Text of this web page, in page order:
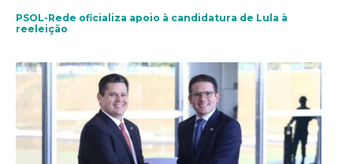
PSOL-Rede oficializa apoio à candidatura de Lula à
reeleição